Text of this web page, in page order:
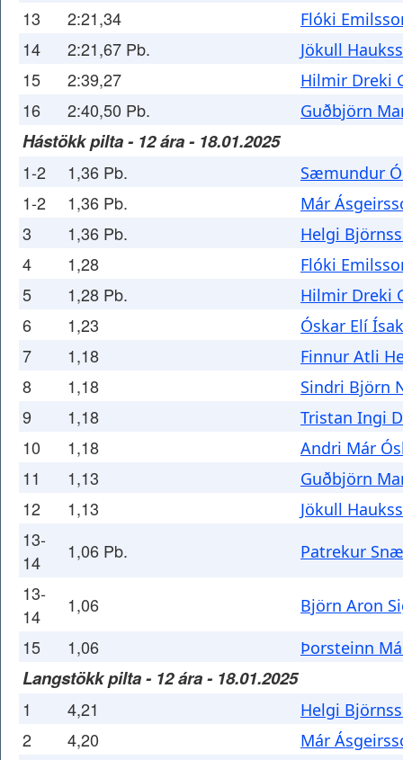
13 2:21,34 Flóki
14 2:21,67 Pb. Jökull
15 2:39,27 Hilmir Dreki
16 2:40,50 Pb. Guðbjörn
Hástökk pilta - 12 ára - 18.01.2025
1-2 1,36 Pb. Sæmundur
1-2 1,36 Pb. Már
3 1,36 Pb. Helgi
4 1,28 Flóki
5 1,28 Pb. Hilmir Dreki
6 1,23 Óskar Elí
7 1,18 Finnur Atli
8 1,18 Sindri Björn
9 1,18 Tristan Ingi
10 1,18 Andri Már
11 1,13 Guðbjörn
12 1,13 Jökull
13-
14
1,06 Pb. Patrekur
13-
14
1,06 Björn Aron
15 1,06 Þorsteinn
Langstökk pilta - 12 ára - 18.01.2025
1 4,21 Helgi
2 4,20 Már